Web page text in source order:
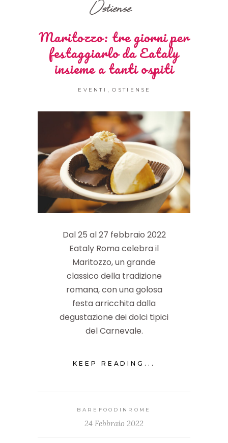
Ostiense
Maritozzo: tre giorni per
festaggiarlo da Eataly
insieme a tanti ospiti
EVENTI OSTIENSE
Dal 25 al 27 febbraio 2022
Eataly Roma celebra il
Maritozzo, un grande
classico della tradizione
romana, con una golosa
festa arricchita dalla
degustazione dei dolci tipici
del Carnevale.
KEEP READING...
BAREFOODINROME
24 Febbraio 2022